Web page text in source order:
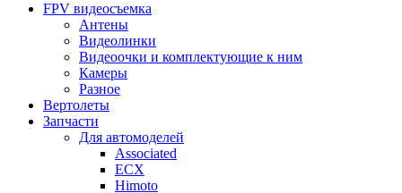
FPV видеосъемка
Антены
Видеолинки
Видеоочки и комплектующие к ним
Камеры
Разное
Вертолеты
Запчасти
Для автомоделей
Associated
ECX
Himoto